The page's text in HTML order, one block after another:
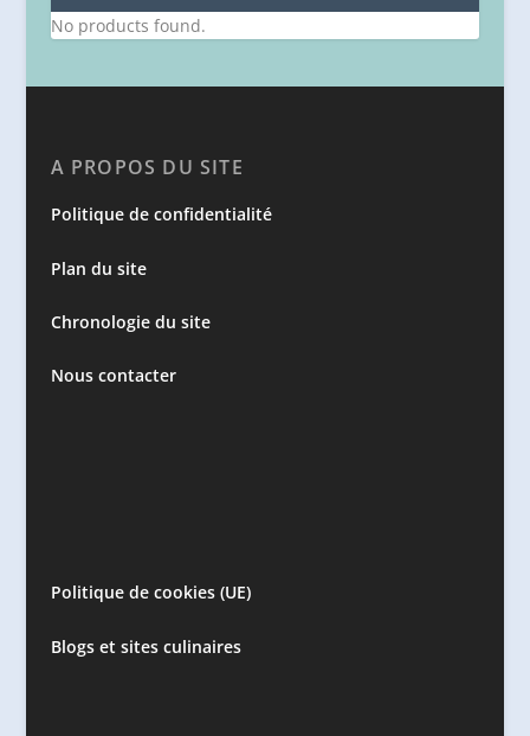
No products found.
A PROPOS DU SITE
Politique de confidentialité
Plan du site
Chronologie du site
Nous contacter
Politique de cookies (UE)
Blogs et sites culinaires